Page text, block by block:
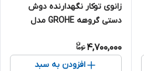
زانوی توکار نگهدارنده دوش
دستی گروهه GROHE مدل
4,700,000
افزودن به سبد